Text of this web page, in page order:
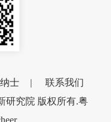
士 |
联系我们
研究院 版权所有.粤